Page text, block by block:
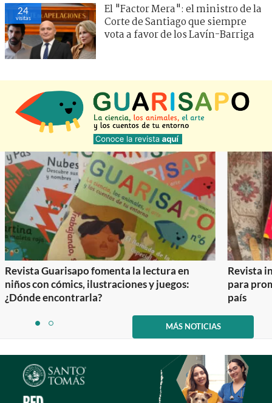
24
visitas
El "Factor Mera": el ministro de la
Corte de Santiago que siempre
vota a favor de los Lavín-Barriga
Revista Guarisapo fomenta la lectura en
niños con cómics, ilustraciones y juegos:
¿Dónde encontrarla?
Revista
para
país
itemitem
2
MÁS NOTICIAS